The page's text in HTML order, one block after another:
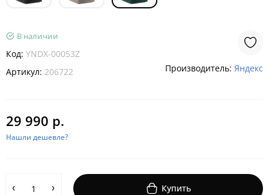
В наличии
Код: YNDX-00053Z
Артикул: 206722 Производитель: Яндекс
29 990 р.
Нашли дешевле?
Купить